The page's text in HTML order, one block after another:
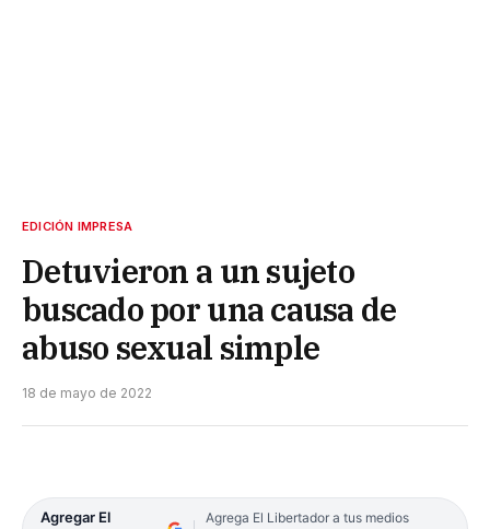
EDICIÓN IMPRESA
Detuvieron a un sujeto
buscado por una causa de
abuso sexual simple
18 de mayo de 2022
Agregar El
Agrega El Libertador a tus medios